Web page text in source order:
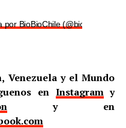
BioBioChile (@biobiochile)
Venezuela y el Mundo
en Instagramy
y en